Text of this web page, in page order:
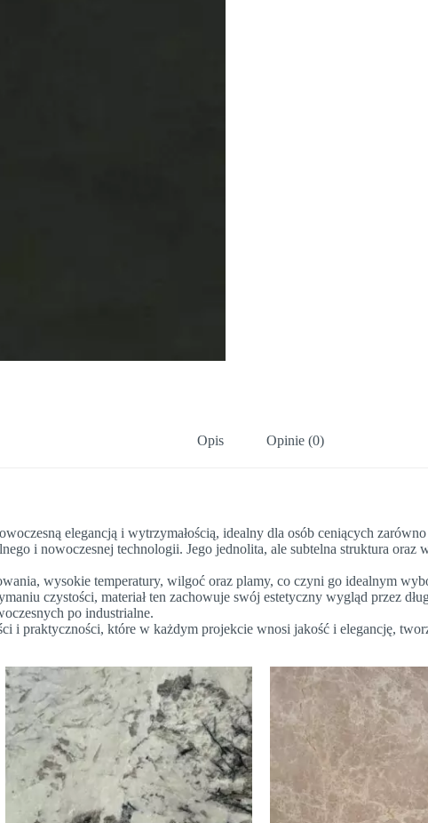
Opis Opinie (0)
elegancją i wytrzymałością, idealny dla osób ceniących
i nowoczesnej technologii. Jego jednolita, ale subtelna struktura
wysokie temperatury, wilgoć oraz plamy, co czyni go idealnym
czystości, materiał ten zachowuje swój estetyczny wygląd przez
po industrialne.
i praktyczności, które w każdym projekcie wnosi jakość i elegancję,